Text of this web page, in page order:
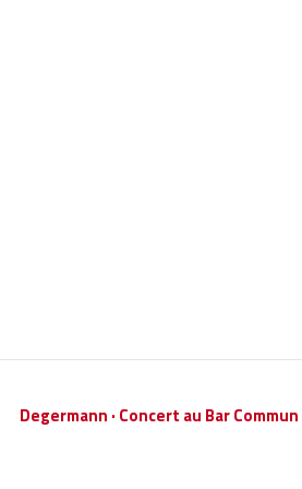
Degermann · Concert au Bar Commun